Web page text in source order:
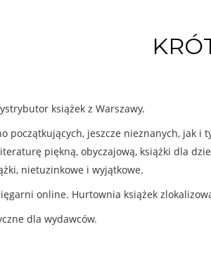
książek z Warszawy.
początkujących, jeszcze nieznanych,
piękną, obyczajową, książki dla
nietuzinkowe i wyjątkowe.
online. Hurtownia książek
dla wydawców.